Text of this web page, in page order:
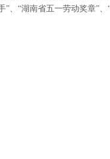
、“湖南省五一劳动奖章”